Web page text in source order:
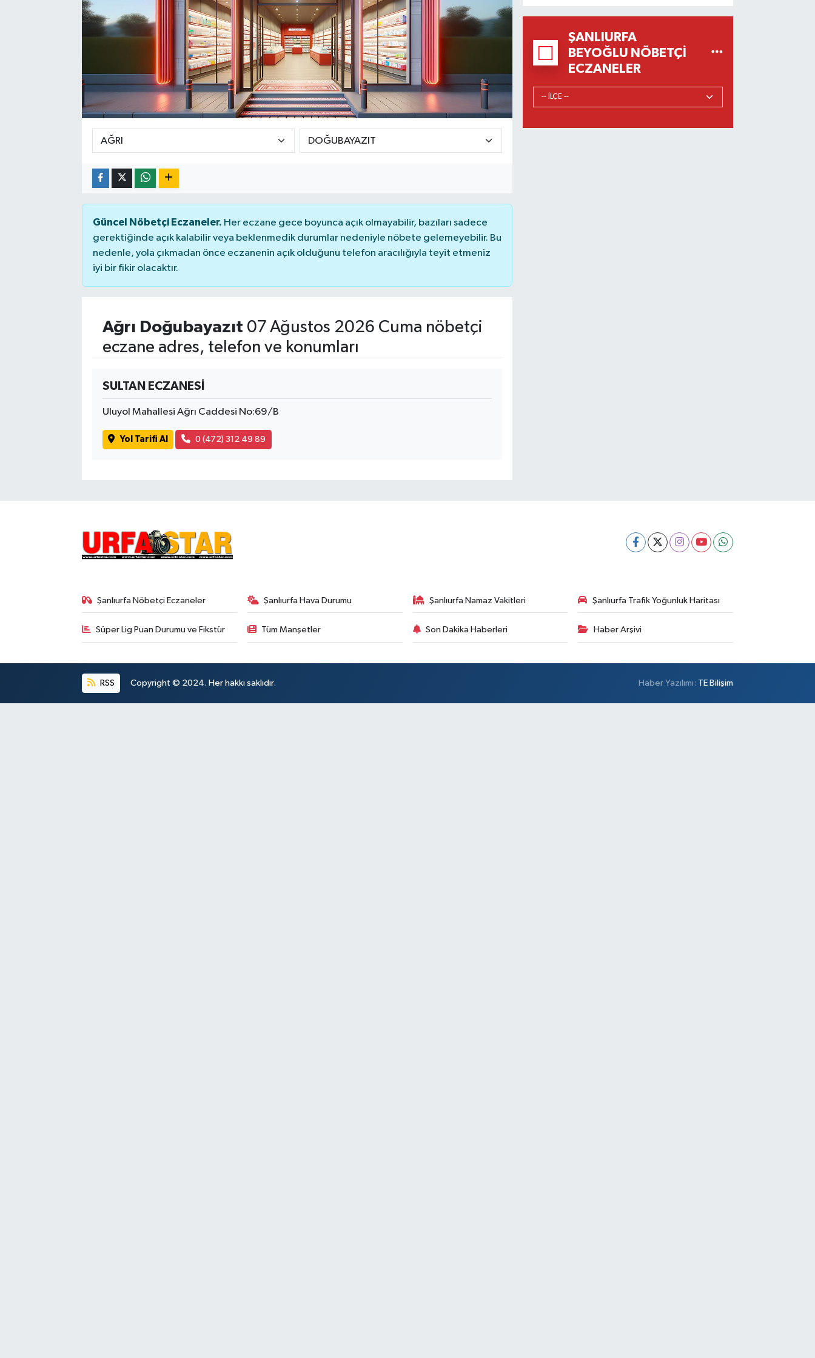
Güncel Nöbetçi Eczaneler. Her eczane gece boyunca açık olmayabilir, bazıları sadece
gerektiğinde açık kalabilir veya beklenmedik durumlar nedeniyle nöbete gelemeyebilir. Bu
nedenle, yola çıkmadan önce eczanenin açık olduğunu telefon aracılığıyla teyit etmeniz
iyi bir fikir olacaktır.
Ağrı Doğubayazıt 07 Ağustos 2026 Cuma nöbetçi
eczane adres, telefon ve konumları
SULTAN ECZANESİ
Uluyol Mahallesi Ağrı Caddesi No:69/B
Yol Tarifi Al 0 (472) 312 49 89
ŞANLIURFA
BEYOĞLU NÖBETÇI
ECZANELER
Şanlıurfa Nöbetçi Eczaneler Şanlıurfa Hava Durumu Şanlıurfa Namaz Vakitleri Şanlıurfa Trafik Yoğunluk Haritası
Süper Lig Puan Durumu ve Fikstür Tüm Manşetler Son Dakika Haberleri Haber Arşivi
RSS Copyright © 2024. Her hakkı saklıdır. Haber Yazılımı: TE Bilişim